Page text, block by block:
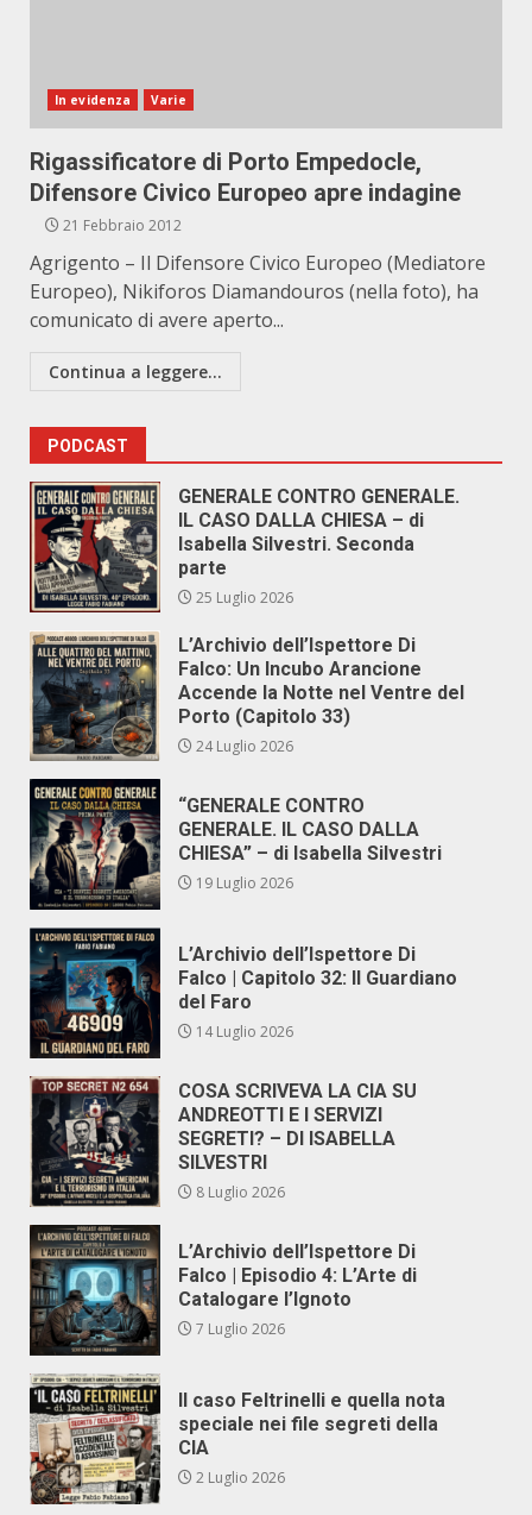
In evidenza Varie
Rigassificatore di Porto Empedocle,
Difensore Civico Europeo apre indagine
21 Febbraio 2012
Agrigento – Il Difensore Civico Europeo (Mediatore
Europeo), Nikiforos Diamandouros (nella foto), ha
comunicato di avere aperto...
Continua a leggere...
PODCAST
GENERALE CONTRO GENERALE.
IL CASO DALLA CHIESA – di
Isabella Silvestri. Seconda
parte
25 Luglio 2026
L’Archivio dell’Ispettore Di
Falco: Un Incubo Arancione
Accende la Notte nel Ventre del
Porto (Capitolo 33)
24 Luglio 2026
“GENERALE CONTRO
GENERALE. IL CASO DALLA
CHIESA” – di Isabella Silvestri
19 Luglio 2026
L’Archivio dell’Ispettore Di
Falco | Capitolo 32: Il Guardiano
del Faro
14 Luglio 2026
COSA SCRIVEVA LA CIA SU
ANDREOTTI E I SERVIZI
SEGRETI? – DI ISABELLA
SILVESTRI
8 Luglio 2026
L’Archivio dell’Ispettore Di
Falco | Episodio 4: L’Arte di
Catalogare l’Ignoto
7 Luglio 2026
Il caso Feltrinelli e quella nota
speciale nei file segreti della
CIA
2 Luglio 2026